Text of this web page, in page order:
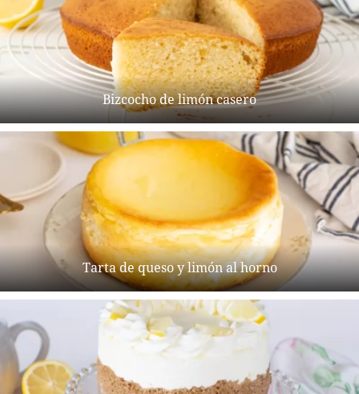
Bizcocho de limón casero
Tarta de queso y limón al horno